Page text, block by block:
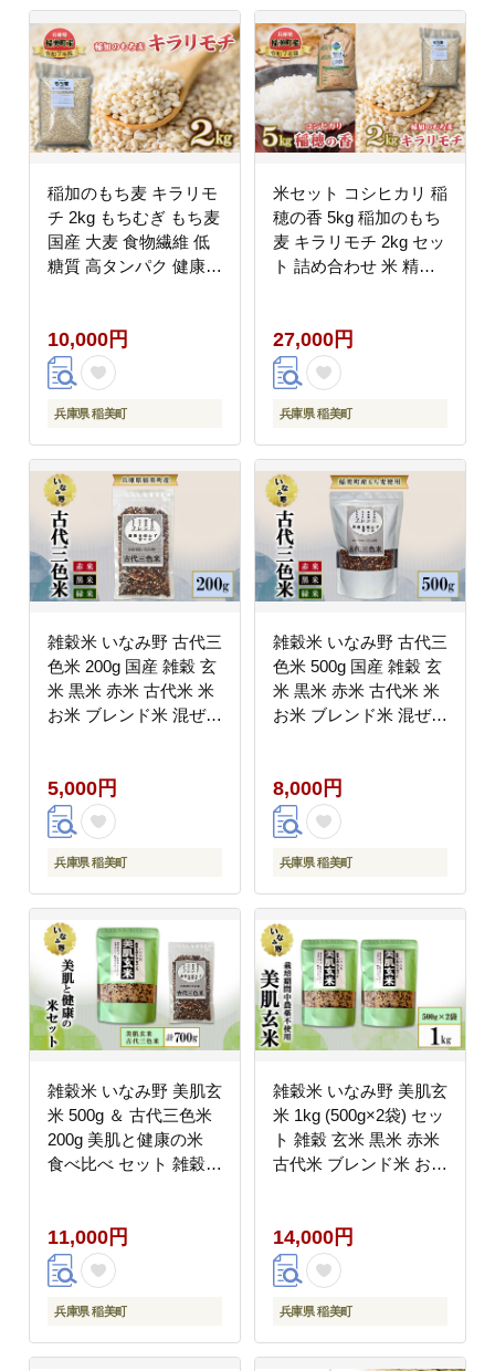
稲加のもち麦 キラリモ
チ 2kg もちむぎ もち麦
国産 大麦 食物繊維 低
糖質 高タンパク 健康
美町
10,000円
兵庫県 稲美町
米セット コシヒカリ 稲
穂の香 5kg 稲加のもち
麦 キラリモチ 2kg セッ
ト 詰め合わせ 米 精米
ち麦 国産 大麦 食物繊
維 低糖質 高タンパク
健康 健康食品 ダイエッ
ト 兵庫県産 兵庫 兵庫
27,000円
兵庫県 稲美町
雑穀米 いなみ野 古代三
色米 200g 国産 雑穀 玄
米 黒米 赤米 古代米 米
お米 ブレンド米 混ぜる
稲美町
5,000円
兵庫県 稲美町
雑穀米 いなみ野 古代三
色米 500g 国産 雑穀 玄
米 黒米 赤米 古代米 米
お米 ブレンド米 混ぜる
稲美町
8,000円
兵庫県 稲美町
雑穀米 いなみ野 美肌玄
米 500g ＆ 古代三色米
200g 美肌と健康の米
食べ比べ セット 雑穀
ぜるだけ 雑穀ごはん 健
康 兵庫県産 兵庫 兵庫
県 稲美町
11,000円
兵庫県 稲美町
雑穀米 いなみ野 美肌玄
米 1kg (500g×2袋) セッ
ト 雑穀 玄米 黒米 赤米
古代米 ブレンド米 お米
美町
14,000円
兵庫県 稲美町